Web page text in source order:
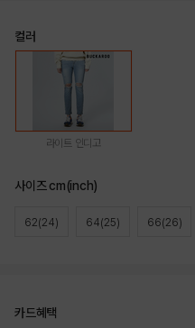
컬러
라이트 인디고
사이즈 cm(inch)
62(24) 64(25) 66(26)
카드혜택